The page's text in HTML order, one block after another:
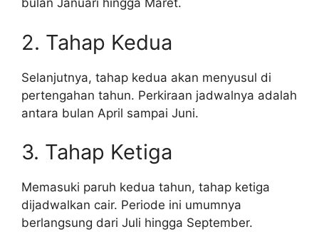
bulan Januari hingga Maret.
2. Tahap Kedua
Selanjutnya, tahap kedua akan menyusul di
pertengahan tahun. Perkiraan jadwalnya adalah
antara bulan April sampai Juni.
3. Tahap Ketiga
Memasuki paruh kedua tahun, tahap ketiga
dijadwalkan cair. Periode ini umumnya
berlangsung dari Juli hingga September.